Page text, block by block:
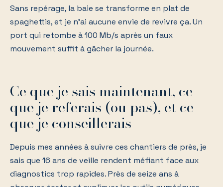
Sans repérage, la baie se transforme en plat de
spaghettis, et je n'ai aucune envie de revivre ça. Un
port qui retombe à 100 Mb/s après un faux
mouvement suffit à gâcher la journée.
Ce que je sais maintenant, ce
que je referais (ou pas), et ce
que je conseillerais
Depuis mes années à suivre ces chantiers de près, je
sais que 16 ans de veille rendent méfiant face aux
diagnostics trop rapides. Près de seize ans à